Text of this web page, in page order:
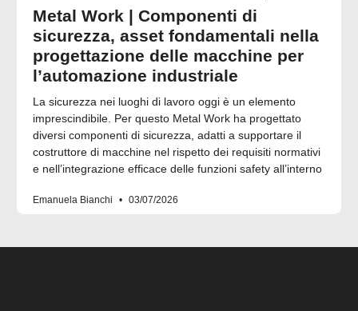
Metal Work | Componenti di
sicurezza, asset fondamentali nella
progettazione delle macchine per
l’automazione industriale
La sicurezza nei luoghi di lavoro oggi è un elemento
imprescindibile. Per questo Metal Work ha progettato
diversi componenti di sicurezza, adatti a supportare il
costruttore di macchine nel rispetto dei requisiti normativi
e nell’integrazione efficace delle funzioni safety all’interno
Emanuela Bianchi 03/07/2026